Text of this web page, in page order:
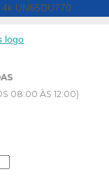
08:00 ÀS 12:00)
UN65DU770